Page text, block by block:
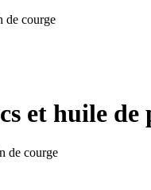
de courge
et huile de